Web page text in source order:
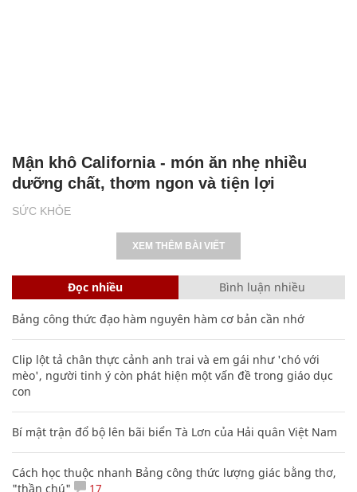
SỨC KHỎE
Mận khô California - món ăn nhẹ nhiều
dưỡng chất, thơm ngon và tiện lợi
XEM THÊM BÀI VIẾT
Đọc nhiều Bình luận nhiều
Bảng công thức đạo hàm nguyên hàm cơ bản cần nhớ
Clip lột tả chân thực cảnh anh trai và em gái như 'chó với
mèo', người tinh ý còn phát hiện một vấn đề trong giáo dục
con
Bí mật trận đổ bộ lên bãi biển Tà Lơn của Hải quân Việt Nam
Cách học thuộc nhanh Bảng công thức lượng giác bằng thơ,
"thần chú"
17